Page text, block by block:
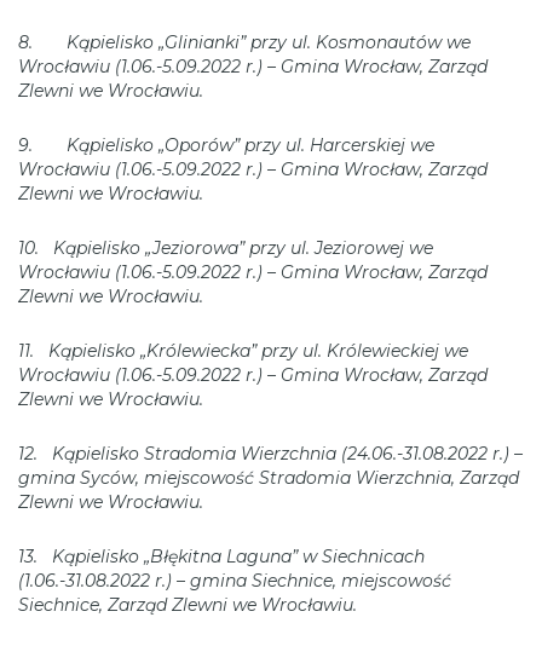
8. Kąpielisko „Glinianki” przy ul. Kosmonautów we
Wrocławiu (1.06.-5.09.2022 r.) – Gmina Wrocław, Zarząd
Zlewni we Wrocławiu.
9. Kąpielisko „Oporów” przy ul. Harcerskiej we
Wrocławiu (1.06.-5.09.2022 r.) – Gmina Wrocław, Zarząd
Zlewni we Wrocławiu.
10. Kąpielisko „Jeziorowa” przy ul. Jeziorowej we
Wrocławiu (1.06.-5.09.2022 r.) – Gmina Wrocław, Zarząd
Zlewni we Wrocławiu.
11. Kąpielisko „Królewiecka” przy ul. Królewieckiej we
Wrocławiu (1.06.-5.09.2022 r.) – Gmina Wrocław, Zarząd
Zlewni we Wrocławiu.
12. Kąpielisko Stradomia Wierzchnia (24.06.-31.08.2022 r.) –
gmina Syców, miejscowość Stradomia Wierzchnia, Zarząd
Zlewni we Wrocławiu.
13. Kąpielisko „Błękitna Laguna” w Siechnicach
(1.06.-31.08.2022 r.) – gmina Siechnice, miejscowość
Siechnice, Zarząd Zlewni we Wrocławiu.